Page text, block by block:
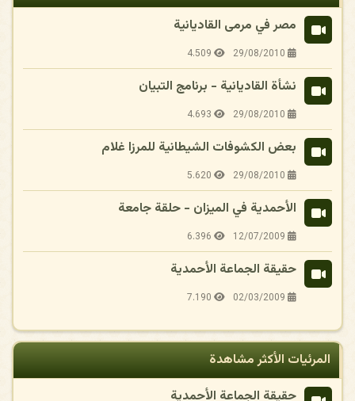
مصر في مرمى القاديانية
29/08/2010
4.509
نشأة القاديانية - برنامج التبيان
29/08/2010
4.693
بعض الكشوفات الشيطانية للمرزا غلام
29/08/2010
5.620
الأحمدية في الميزان - حلقة جامعة
12/07/2009
6.396
حقيقة الجماعة الأحمدية
02/03/2009
7.190
المرئيات الأكثر مشاهدة
حقيقة الجماعة الأحمدية